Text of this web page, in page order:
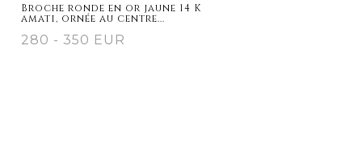
Broche ronde en or jaune 14 K
amati, ornée au centre...
280 - 350 EUR